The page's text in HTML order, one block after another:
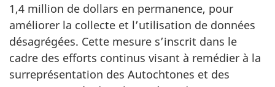
1,4 million de dollars en permanence, pour
améliorer la collecte et l’utilisation de données
désagrégées. Cette mesure s’inscrit dans le
cadre des efforts continus visant à remédier à la
surreprésentation des Autochtones et des